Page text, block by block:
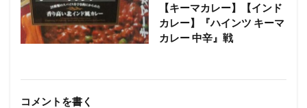
【キーマカレー】【インド
カレー】『ハインツ キーマ
カレー 中辛』戦
コメントを書く